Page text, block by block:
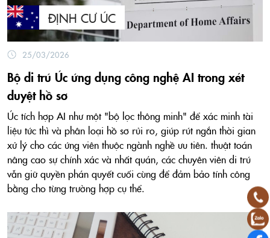
ĐỊNH CƯ ÚC
25/03/2026
Bộ di trú Úc ứng dụng công nghệ AI trong xét
duyệt hồ sơ
Úc tích hợp AI như một "bộ lọc thông minh" để xác minh tài
liệu tức thì và phân loại hồ sơ rủi ro, giúp rút ngắn thời gian
xử lý cho các ứng viên thuộc ngành nghề ưu tiên. thuật toán
nâng cao sự chính xác và nhất quán, các chuyên viên di trú
vẫn giữ quyền phán quyết cuối cùng để đảm bảo tính công
bằng cho từng trường hợp cụ thể.